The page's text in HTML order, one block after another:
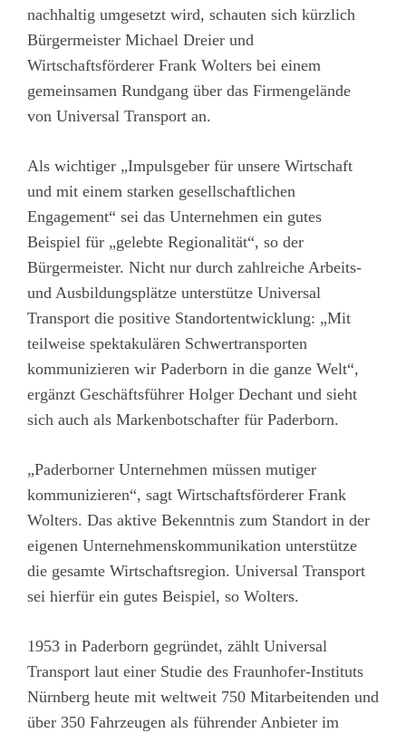
nachhaltig umgesetzt wird, schauten sich kürzlich
Bürgermeister Michael Dreier und
Wirtschaftsförderer Frank Wolters bei einem
gemeinsamen Rundgang über das Firmengelände
von Universal Transport an.
Als wichtiger „Impulsgeber für unsere Wirtschaft
und mit einem starken gesellschaftlichen
Engagement“ sei das Unternehmen ein gutes
Beispiel für „gelebte Regionalität“, so der
Bürgermeister. Nicht nur durch zahlreiche Arbeits-
und Ausbildungsplätze unterstütze Universal
Transport die positive Standortentwicklung: „Mit
teilweise spektakulären Schwertransporten
kommunizieren wir Paderborn in die ganze Welt“,
ergänzt Geschäftsführer Holger Dechant und sieht
sich auch als Markenbotschafter für Paderborn.
„Paderborner Unternehmen müssen mutiger
kommunizieren“, sagt Wirtschaftsförderer Frank
Wolters. Das aktive Bekenntnis zum Standort in der
eigenen Unternehmenskommunikation unterstütze
die gesamte Wirtschaftsregion. Universal Transport
sei hierfür ein gutes Beispiel, so Wolters.
1953 in Paderborn gegründet, zählt Universal
Transport laut einer Studie des Fraunhofer-Instituts
Nürnberg heute mit weltweit 750 Mitarbeitenden und
über 350 Fahrzeugen als führender Anbieter im